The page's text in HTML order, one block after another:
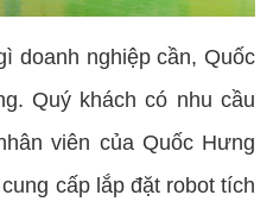
doanh nghiệp cần, Quốc
Quý khách có nhu cầu
viên của Quốc Hưng
cấp lắp đặt robot tích